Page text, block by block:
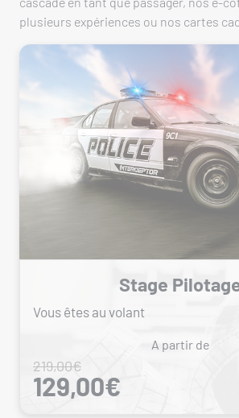
plusieurs expériences ou nos cartes
Stage
Vous êtes au volant
A partir de
219,00€
129,00€